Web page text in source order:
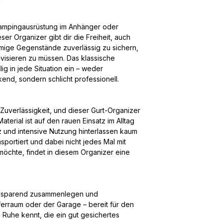
im Anhänger oder
Organizer gibt dir die Freiheit, auch
Gegenstände zuverlässig zu sichern,
zu müssen. Das klassische
in jede Situation ein – weder
sondern schlicht professionell.
und dieser Gurt-Organizer
ist auf den rauen Einsatz im Alltag
intensive Nutzung hinterlassen kaum
und dabei nicht jedes Mal mit
findet in diesem Organizer eine
zusammenlegen und
oder der Garage – bereit für den
Ruhe kennt, die ein gut gesichertes